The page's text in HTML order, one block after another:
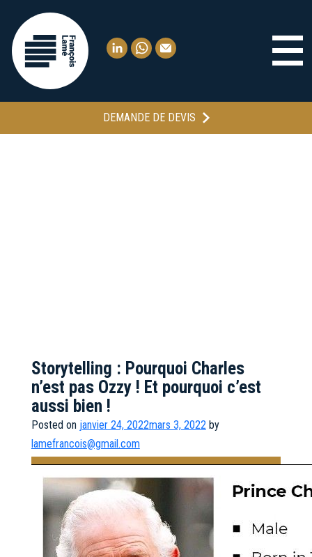
DEMANDE DE DEVIS
Storytelling : Pourquoi Charles
n’est pas Ozzy ! Et pourquoi c’est
aussi bien !
Posted on janvier 24, 2022mars 3, 2022 by
lamefrancois@gmail.com